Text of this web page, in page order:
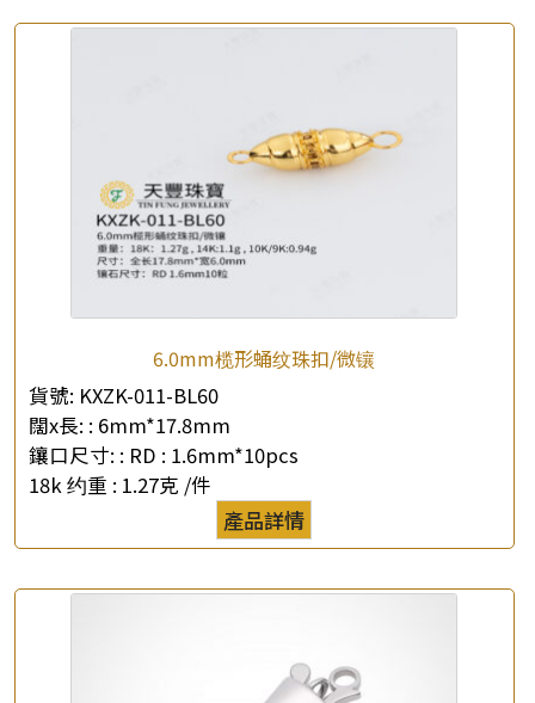
產品查詢 ×
你的名字
公司名稱
*e-mail
*聯絡電話
6.0mm榄形蛹纹珠扣/微镶
貨號: KXZK-011-BL60
闊x長: : 6mm*17.8mm
鑲口尺寸: : RD : 1.6mm*10pcs
18k 约重 : 1.27克 /件
產品詳情